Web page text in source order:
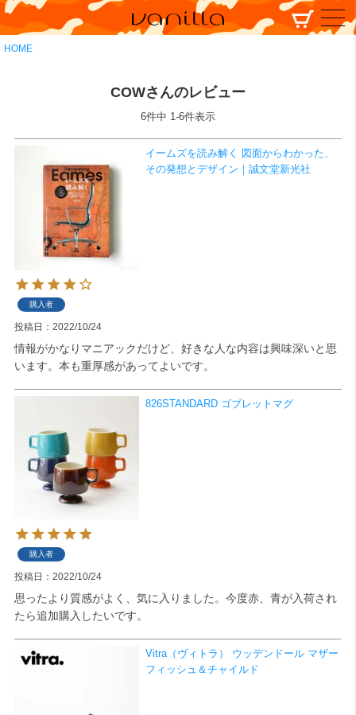
HOME
検索
COWさんのレビュー
6件中 1-6件表示
イームズを読み解く 図面からわかった、
その発想とデザイン｜誠文堂新光社
購入者
投稿日 2022/10/24
情報がかなりマニアックだけど、好きな人な内容は興味深いと思
います。本も重厚感があってよいです。
826STANDARD ゴブレットマグ
購入者
投稿日 2022/10/24
思ったより質感がよく、気に入りました。今度赤、青が入荷され
たら追加購入したいです。
Vitra（ヴィトラ） ウッデンドール マザー
フィッシュ＆チャイルド